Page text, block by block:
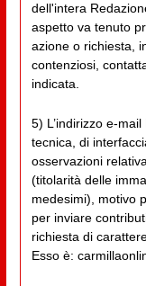
dell'intera
aspetto va tenuto
azione o richiesta,
contenziosi,
indicata.
5) L’indirizzo e-
tecnica, di
osservazioni
(titolarità delle
medesimi), motivo
per inviare
richiesta di
Esso è: